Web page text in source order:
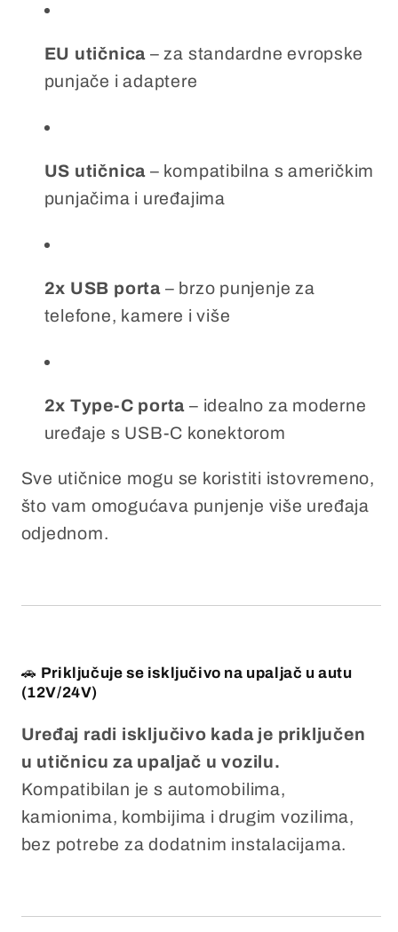
EU utičnica – za standardne evropske
punjače i adaptere
US utičnica – kompatibilna s američkim
punjačima i uređajima
2x USB porta– brzo punjenje za
telefone, kamere i više
2x Type-C porta – idealno za moderne
uređaje s USB-C konektorom
Sve utičnice mogu se koristiti istovremeno,
što vam omogućava punjenje više uređaja
odjednom.
🚗 Priključuje se isključivo na upaljač u autu
(12V/24V)
Uređaj radi isključivo kada je priključen
u utičnicu za upaljač u vozilu.
Kompatibilan je s automobilima,
kamionima, kombijima i drugim vozilima,
bez potrebe za dodatnim instalacijama.